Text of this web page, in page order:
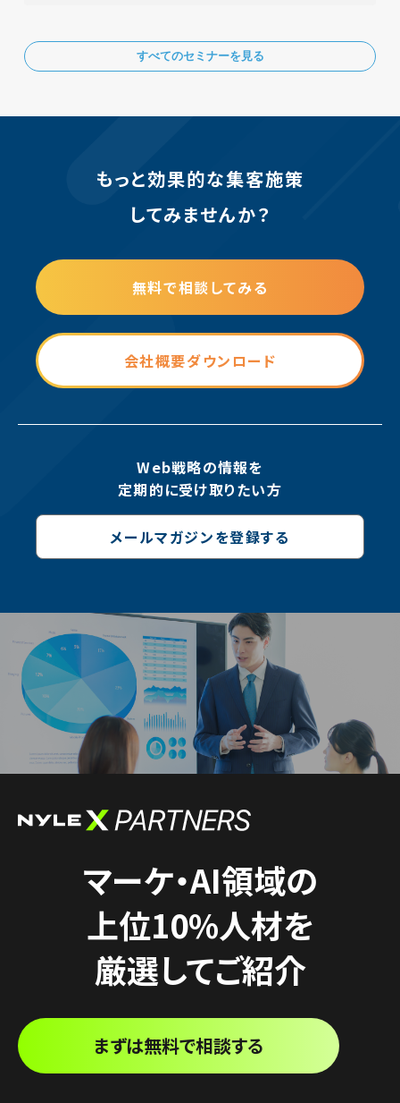
すべてのセミナーを見る
もっと効果的な集客施策
してみませんか？
無料で相談してみる
会社概要ダウンロード
Web戦略の情報を
定期的に受け取りたい方
メールマガジンを登録する
マーケ・AI領域の
上位10%人材を
厳選してご紹介
まずは無料で相談する